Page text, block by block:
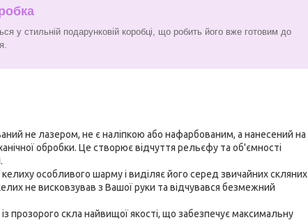
у стильній подарунковій коробці, що робить його вже готовим до
не лазером, не є наліпкою або нафарбованим, а нанесений на
обробки. Це створює відчуття рельєфу та об'ємності
особливого шарму і виділяє його серед звичайних скляних
не висковзував з Вашої руки та відчувався безмежний
прозорого скла найвищої якості, що забезпечує максимальну